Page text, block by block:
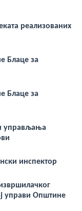
реализованих
Блаце за
Блаце за
управљања
инспектор
управи Oпштине